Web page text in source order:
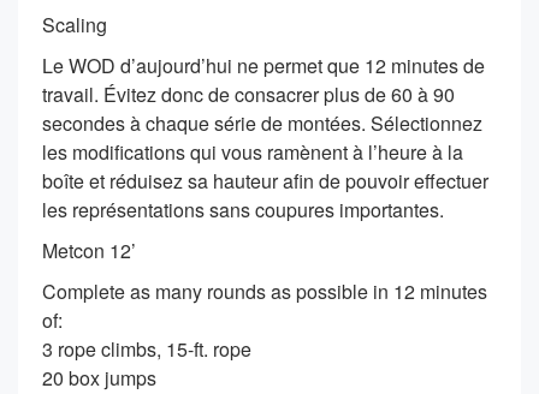
Scaling
Le WOD d’aujourd’hui ne permet que 12 minutes de
travail. Évitez donc de consacrer plus de 60 à 90
secondes à chaque série de montées. Sélectionnez
les modifications qui vous ramènent à l’heure à la
boîte et réduisez sa hauteur afin de pouvoir effectuer
les représentations sans coupures importantes.
Metcon 12’
Complete as many rounds as possible in 12 minutes
of:
3 rope climbs, 15-ft. rope
20 box jumps